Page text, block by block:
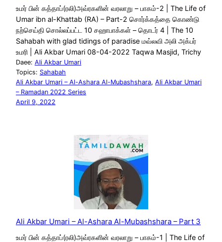
உமர் பின் கத்தாப்(ரலி)அவ்ரகளின் வரலாறு – பாகம்-2 | The Life of
Umar ibn al-Khattab (RA) – Part-2 சொர்க்கத்தை கொண்டு
நற்செய்தி சொல்லப்பட்ட 10 சஹாபாக்கள் – தொடர் 4 | The 10
Sahabah with glad tidings of paradise மவ்லவி அலி அக்பர்
உமரி | Ali Akbar Umari 08-04-2022 Taqwa Masjid, Trichy
Daee: Ali Akbar Umari
Topics: Sahabah
Ali Akbar Umari – Al-Ashara Al-Mubashshara, Ali Akbar Umari
– Ramadan 2022 Series
April 9, 2022
Ali Akbar Umari – Al-Ashara Al-Mubashshara – Part 3
உமர் பின் கத்தாப்(ரலி)அவ்ரகளின் வரலாறு – பாகம்-1 | The Life of